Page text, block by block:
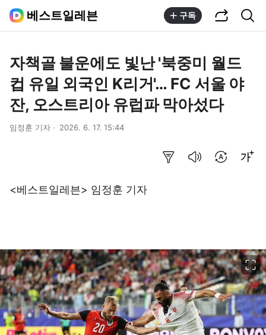
베스트일레븐 구독
자책골 불운에도 빛난 '북중미 월드
컵 유일 외국인 K리거'… FC 서울 야
잔, 오스트리아 유럽파 막아섰다
임정훈 기자 2026. 6. 17. 15:44
<베스트일레븐> 임정훈 기자